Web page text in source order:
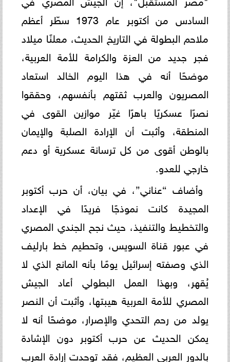
السادس من أكتوبر عام 1973 سطّر أعظم
ملاحم البطولة في التاريخ الحديث، معلنًا ميلاد
فجر جديد من العزة والكرامة للأمة العربية،
موضحًا أنه في هذا اليوم الخالد استعاد
المصريون والعرب ثقتهم بأنفسهم، وحققوا
نصرًا عسكريًا باهرًا غيّر موازين القوى في
المنطقة، وأثبت أن الإرادة الصلبة والإيمان
بالوطن أقوى من كل ترسانة عسكرية أو دعم
خارجي للعدو.
وأضاف “عناني”، في بيان، أن حرب أكتوبر
المجيدة كانت نموذجًا فريدًا في الإعداد
والتخطيط والتنفيذ، حيث نجح الجندي المصري
في عبور قناة السويس، وتحطيم خط بارليف
الذي وصفته إسرائيل يومًا بأنه المانع الذي لا
يُقهر، وبهذا العمل البطولي أعاد الجيش
المصري للأمة العربية هيبتها، وأثبت أن النصر
يولد من رحم التحدي والإصرار، موضحًا أنه لا
يمكن الحديث عن حرب أكتوبر دون الإشادة
بالدور العربي العظيم، فقد توحدت إرادة العرب